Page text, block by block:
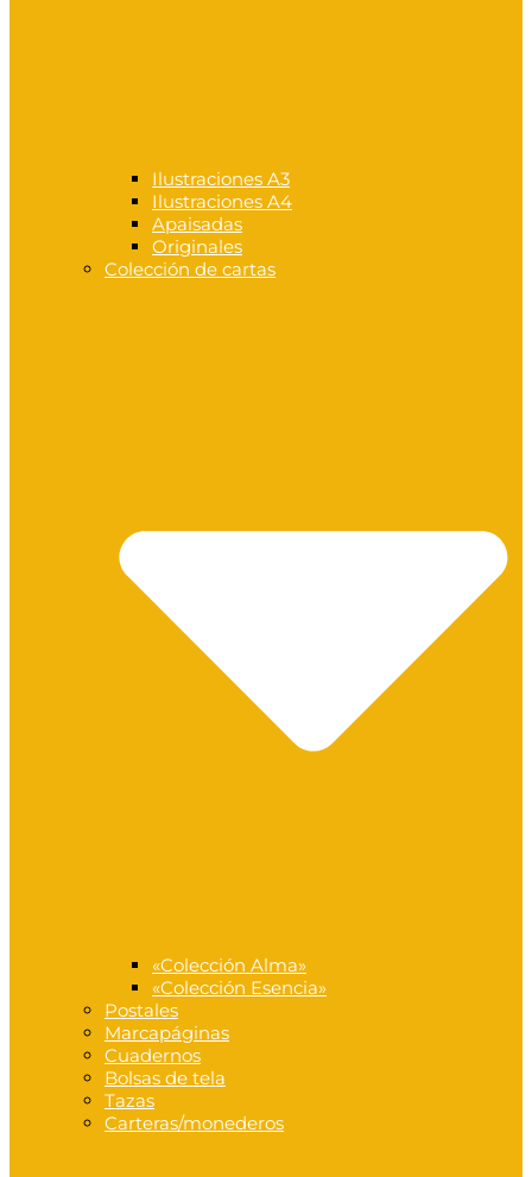
Ilustraciones A3
Ilustraciones A4
Apaisadas
Originales
Colección de cartas
«Colección Alma»
«Colección Esencia»
Postales
Marcapáginas
Cuadernos
Bolsas de tela
Tazas
Carteras/monederos